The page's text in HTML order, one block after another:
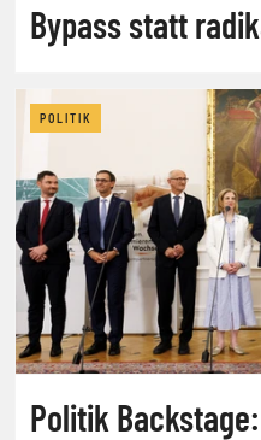
Bypass statt
POLITIK
Politik